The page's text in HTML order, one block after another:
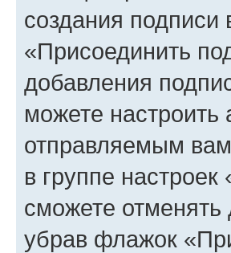
создания
«Присоединить
добавления
можете настроить
отправляемым
в группе
сможете
убрав флажок